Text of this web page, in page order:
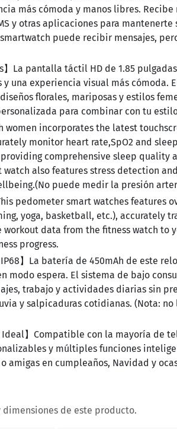
más cómoda y manos libres.
y otras aplicaciones para
puede recibir mensajes,
】La pantalla táctil HD de 1.85
una experiencia visual más cómoda.
florales, mariposas y estilos
para combinar con tu
women incorporates the latest
monitor heart rate,SpO2 and
comprehensive sleep quality
also features stress detection
puede medir la presión
pedometer smart watches features
yoga, basketball, etc.), accurately
data from the fitness watch to
progress.
】La batería de 450mAh de este
modo espera. El sistema de bajo
trabajo y actividades diarias sin
y salpicaduras cotidianas. (Nota: no
Ideal】Compatible con la mayoría de
y múltiples funciones
amigas en cumpleaños, Navidad y
de este producto.